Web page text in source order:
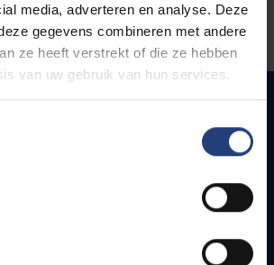
media, adverteren en analyse. Deze
gegevens combineren met andere
ze heeft verstrekt of die ze hebben
van uw gebruik van hun services.